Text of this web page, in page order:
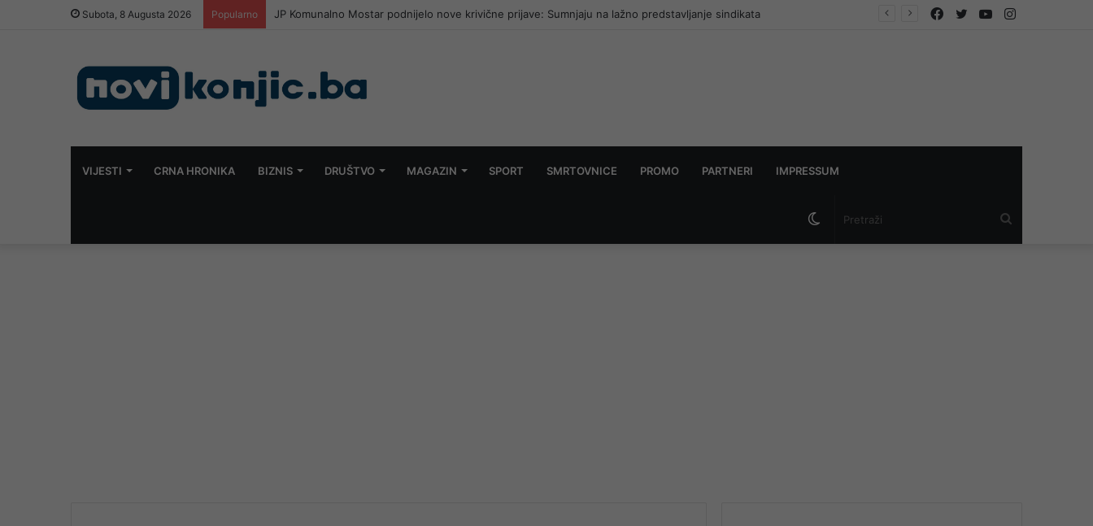
Subota, 8 Augusta 2026 Popularno JP Komunalno Mostar podnijelo nove krivične prijave: Sumnjaju na lažno predstavljanje sindikata YouTube
Twitter
Facebook
VIJESTI CRNA HRONIKA BIZNIS DRUŠTVO MAGAZIN SPORT SMRTOVNICE PROMO PARTNERI IMPRESSUM
Switch